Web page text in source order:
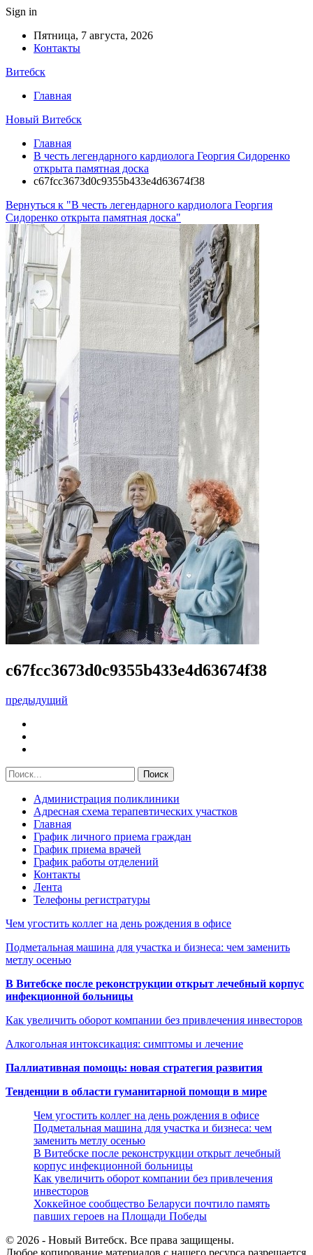
Sign in
Пятница, 7 августа, 2026
Контакты
Витебск
Главная
Новый Витебск
Главная
В честь легендарного кардиолога Георгия Сидоренко
открыта памятная доска
c67fcc3673d0c9355b433e4d63674f38
Вернуться к "В честь легендарного кардиолога Георгия
Сидоренко открыта памятная доска"
c67fcc3673d0c9355b433e4d63674f38
предыдущий
Администрация поликлиники
Адресная схема терапевтических участков
Главная
График личного приема граждан
График приема врачей
График работы отделений
Контакты
Лента
Телефоны регистратуры
Чем угостить коллег на день рождения в офисе
Подметальная машина для участка и бизнеса: чем заменить
метлу осенью
В Витебске после реконструкции открыт лечебный корпус
инфекционной больницы
Как увеличить оборот компании без привлечения инвесторов
Алкогольная интоксикация: симптомы и лечение
Паллиативная помощь: новая стратегия развития
Тенденции в области гуманитарной помощи в мире
Чем угостить коллег на день рождения в офисе
Подметальная машина для участка и бизнеса: чем
заменить метлу осенью
В Витебске после реконструкции открыт лечебный
корпус инфекционной больницы
Как увеличить оборот компании без привлечения
инвесторов
Хоккейное сообщество Беларуси почтило память
павших героев на Площади Победы
© 2026 - Новый Витебск. Все права защищены.
Любое копирование материалов с нашего ресурса разрешается